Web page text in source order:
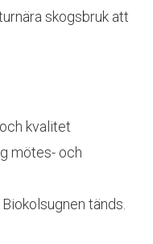
skogsbruk att
kvalitet
mötes- och
Biokolsugnen tänds.